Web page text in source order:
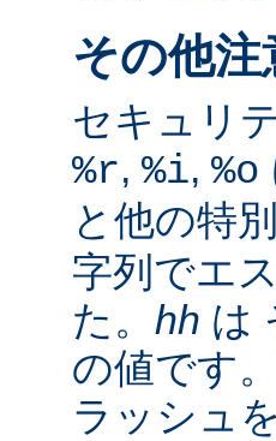
その他注
セキュリ
%r, %i, %o
と他の特
字列でエ
た。 hh は
の値です
ラッシュ